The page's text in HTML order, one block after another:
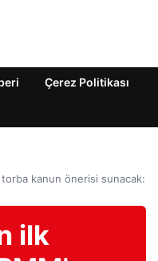
Çerez Politikası
torba kanun önerisi sunacak:
ilk